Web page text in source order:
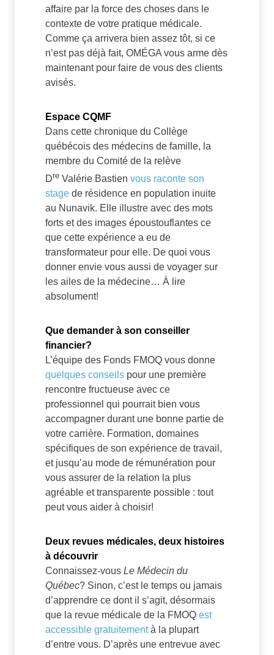
affaire par la force des choses dans le
contexte de votre pratique médicale.
Comme ça arrivera bien assez tôt, si ce
n’est pas déjà fait, OMÉGA vous arme dès
maintenant pour faire de vous des clients
avisés.
Espace CQMF
Dans cette chronique du Collège
québécois des médecins de famille, la
membre du Comité de la relève
Dre Valérie Bastien vous raconte son
stage de résidence en population inuite
au Nunavik. Elle illustre avec des mots
forts et des images époustouflantes ce
que cette expérience a eu de
transformateur pour elle. De quoi vous
donner envie vous aussi de voyager sur
les ailes de la médecine… À lire
absolument!
Que demander à son conseiller
financier?
L’équipe des Fonds FMOQ vous donne
quelques conseils pour une première
rencontre fructueuse avec ce
professionnel qui pourrait bien vous
accompagner durant une bonne partie de
votre carrière. Formation, domaines
spécifiques de son expérience de travail,
et jusqu’au mode de rémunération pour
vous assurer de la relation la plus
agréable et transparente possible : tout
peut vous aider à choisir!
Deux revues médicales, deux histoires
à découvrir
Connaissez-vous Le Médecin du
Québec? Sinon, c’est le temps ou jamais
d’apprendre ce dont il s’agit, désormais
que la revue médicale de la FMOQ est
accessible gratuitementà la plupart
d’entre vous. D’après une entrevue avec